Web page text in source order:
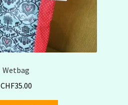
Wetbag
CHF35.00